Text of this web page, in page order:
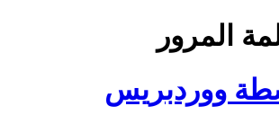
المرور
ووردبريس